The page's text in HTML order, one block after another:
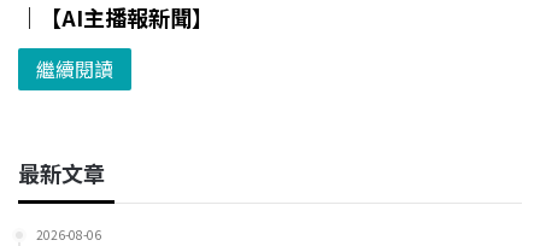
｜【AI主播報新聞】
繼續閱讀
最新文章
2026-08-06